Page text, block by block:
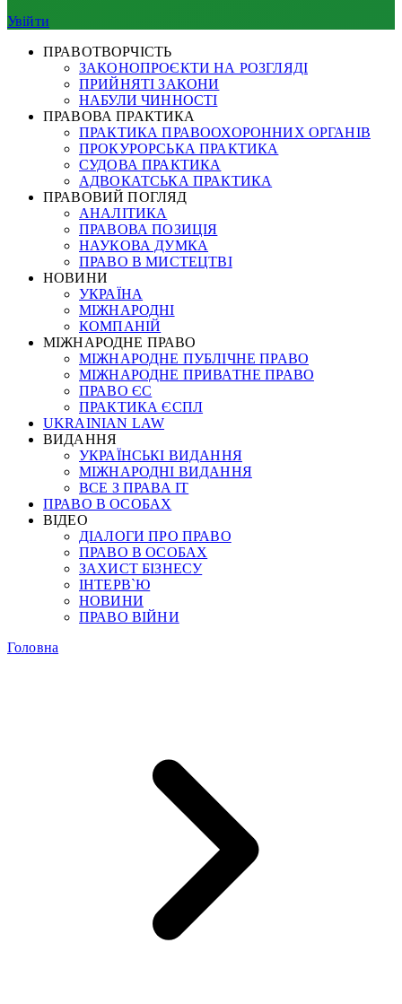
Увійти
ПРАВОТВОРЧІСТЬ
ЗАКОНОПРОЄКТИ НА РОЗГЛЯДІ
ПРИЙНЯТІ ЗАКОНИ
НАБУЛИ ЧИННОСТІ
ПРАВОВА ПРАКТИКА
ПРАКТИКА ПРАВООХОРОННИХ ОРГАНІВ
ПРОКУРОРСЬКА ПРАКТИКА
СУДОВА ПРАКТИКА
АДВОКАТСЬКА ПРАКТИКА
ПРАВОВИЙ ПОГЛЯД
АНАЛІТИКА
ПРАВОВА ПОЗИЦІЯ
НАУКОВА ДУМКА
ПРАВО В МИСТЕЦТВІ
НОВИНИ
УКРАЇНА
МІЖНАРОДНІ
КОМПАНІЙ
МІЖНАРОДНЕ ПРАВО
МІЖНАРОДНЕ ПУБЛІЧНЕ ПРАВО
МІЖНАРОДНЕ ПРИВАТНЕ ПРАВО
ПРАВО ЄС
ПРАКТИКА ЄСПЛ
UKRAINIAN LAW
ВИДАННЯ
УКРАЇНСЬКІ ВИДАННЯ
МІЖНАРОДНІ ВИДАННЯ
ВСЕ З ПРАВА ІТ
ПРАВО В ОСОБАХ
ВІДЕО
ДІАЛОГИ ПРО ПРАВО
ПРАВО В ОСОБАХ
ЗАХИСТ БІЗНЕСУ
ІНТЕРВ`Ю
НОВИНИ
ПРАВО ВІЙНИ
Головна